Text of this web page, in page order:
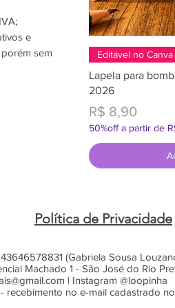
e
sem
Editável no Canva
Lapela para
2026
Preço
R$ 8,90
50%off a partir de
Política de Privacidade
(Gabriela Sousa
Machado 1 - São José do Rio
| Instagram @loopinha
recebimento no e-mail cadastrado